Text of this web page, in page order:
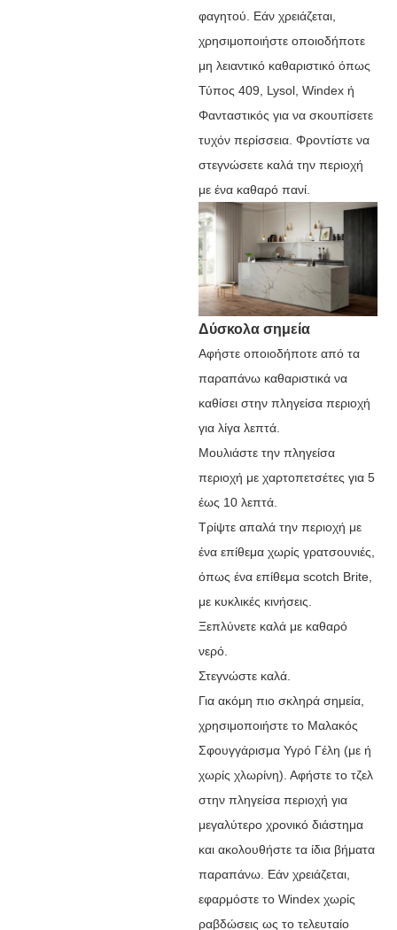
φαγητού. Εάν χρειάζεται,
χρησιμοποιήστε οποιοδήποτε
μη λειαντικό καθαριστικό όπως
Τύπος 409, Lysol, Windex ή
Φανταστικός για να σκουπίσετε
τυχόν περίσσεια. Φροντίστε να
στεγνώσετε καλά την περιοχή
με ένα καθαρό πανί.
Δύσκολα σημεία
Αφήστε οποιοδήποτε από τα
παραπάνω καθαριστικά να
καθίσει στην πληγείσα περιοχή
για λίγα λεπτά.
Μουλιάστε την πληγείσα
περιοχή με χαρτοπετσέτες για 5
έως 10 λεπτά.
Τρίψτε απαλά την περιοχή με
ένα επίθεμα χωρίς γρατσουνιές,
όπως ένα επίθεμα scotch Brite,
με κυκλικές κινήσεις.
Ξεπλύνετε καλά με καθαρό
νερό.
Στεγνώστε καλά.
Για ακόμη πιο σκληρά σημεία,
χρησιμοποιήστε το Μαλακός
Σφουγγάρισμα Υγρό Γέλη (με ή
χωρίς χλωρίνη). Αφήστε το τζελ
στην πληγείσα περιοχή για
μεγαλύτερο χρονικό διάστημα
και ακολουθήστε τα ίδια βήματα
παραπάνω. Εάν χρειάζεται,
εφαρμόστε το Windex χωρίς
ραβδώσεις ως το τελευταίο